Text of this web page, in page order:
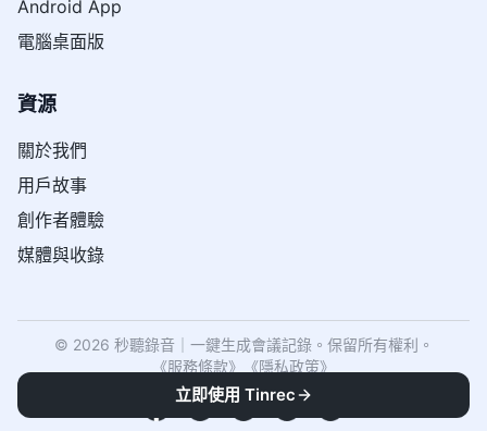
Android App
電腦桌面版
資源
關於我們
用戶故事
創作者體驗
媒體與收錄
© 2026 秒聽錄音｜一鍵生成會議記錄。保留所有權利。
《服務條款》 《隱私政策》
立即使用 Tinrec